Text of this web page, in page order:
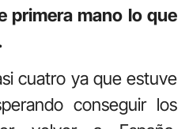
primera mano lo que
cuatro ya que estuve
conseguir los